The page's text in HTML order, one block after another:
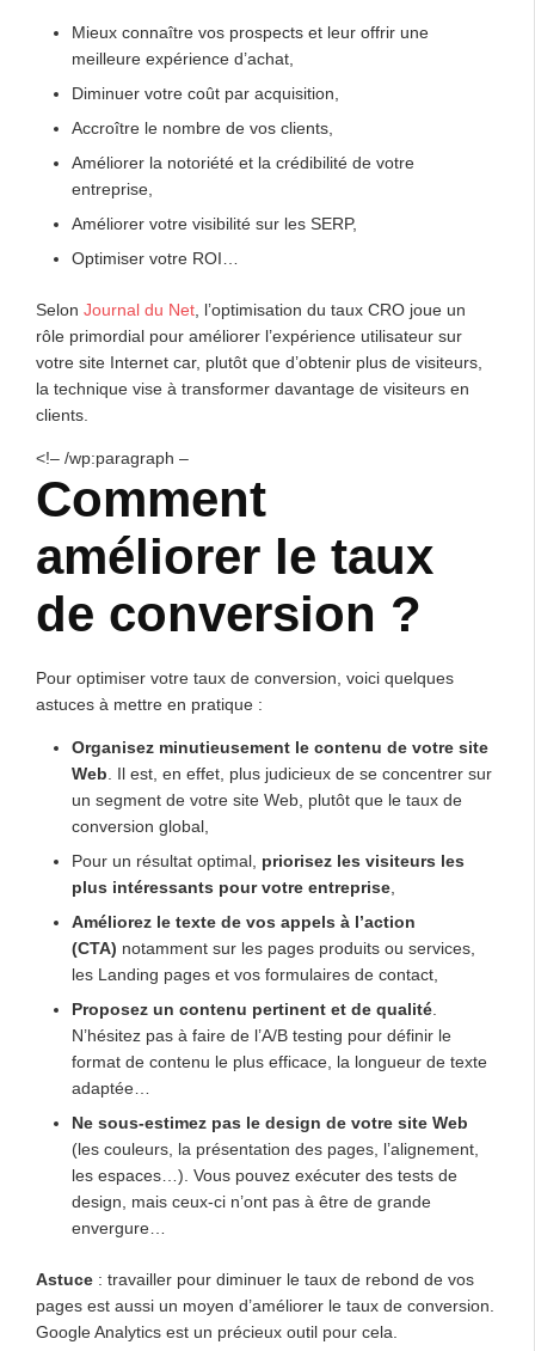
Mieux connaître vos prospects et leur offrir une
meilleure expérience d’achat,
Diminuer votre coût par acquisition,
Accroître le nombre de vos clients,
Améliorer la notoriété et la crédibilité de votre
entreprise,
Améliorer votre visibilité sur les SERP,
Optimiser votre ROI…
Selon Journal du Net , l’optimisation du taux CRO joue un
rôle primordial pour améliorer l’expérience utilisateur sur
votre site Internet car, plutôt que d’obtenir plus de visiteurs,
la technique vise à transformer davantage de visiteurs en
clients.
<!– /wp:paragraph –
Comment
améliorer le taux
de conversion ?
Pour optimiser votre taux de conversion, voici quelques
astuces à mettre en pratique :
Organisez minutieusement le contenu de votre site
Web . Il est, en effet, plus judicieux de se concentrer sur
un segment de votre site Web, plutôt que le taux de
conversion global,
Pour un résultat optimal, priorisez les visiteurs les
plus intéressants pour votre entreprise
Améliorez le texte de vos appels à l’action
(CTA) notamment sur les pages produits ou services,
les Landing pages et vos formulaires de contact,
Proposez un contenu pertinent et de qualité
N’hésitez pas à faire de l’A/B testing pour définir le
format de contenu le plus efficace, la longueur de texte
adaptée…
Ne sous-estimez pas le design de votre site Web
(les couleurs, la présentation des pages, l’alignement,
les espaces…). Vous pouvez exécuter des tests de
design, mais ceux-ci n’ont pas à être de grande
envergure…
Astuce : travailler pour diminuer le taux de rebond de vos
pages est aussi un moyen d’améliorer le taux de conversion.
Google Analytics est un précieux outil pour cela.